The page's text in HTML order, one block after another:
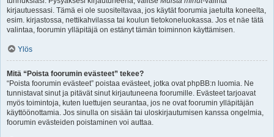
kirjautuessasi. Tämä ei ole suositeltavaa, jos käytät foorumia jaetulta koneelta,
esim. kirjastossa, nettikahvilassa tai koulun tietokoneluokassa. Jos et näe tätä
valintaa, foorumin ylläpitäjä on estänyt tämän toiminnon käyttämisen.
Ylös
Mitä “Poista foorumin evästeet” tekee?
“Poista foorumin evästeet” poistaa evästeet, jotka ovat phpBB:n luomia. Ne
tunnistavat sinut ja pitävät sinut kirjautuneena foorumille. Evästeet tarjoavat
myös toimintoja, kuten luettujen seurantaa, jos ne ovat foorumin ylläpitäjän
käyttöönottamia. Jos sinulla on sisään tai uloskirjautumisen kanssa ongelmia,
foorumin evästeiden poistaminen voi auttaa.